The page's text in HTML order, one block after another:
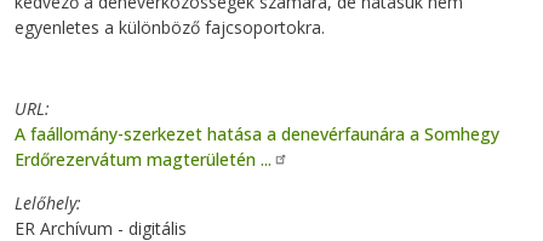
egyenletes a különböző fajcsoportokra.
URL
A faállomány-szerkezet hatása a denevérfaunára a Somhegy
Erdőrezervátum magterületén ...
Lelőhely
ER Archívum - digitális